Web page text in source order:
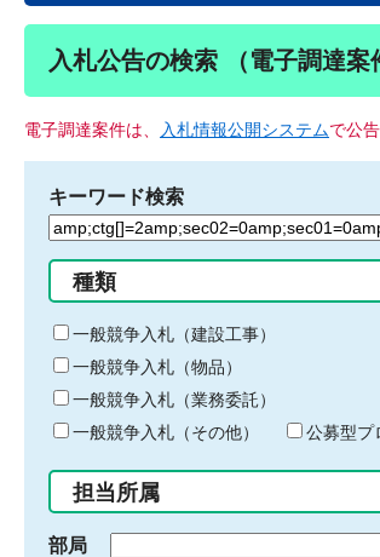
入札公告の検索 （電子調達案
電子調達案件は、 入札情報公開システムで公
キーワード検索
検
る
キ
ー
ワ
ー
ド
入
力
種類
一般競争入札（建設工事）
一般競争入札（物品）
一般競争入札（業務委託）
一般競争入札（その他）
公募型プ
担当所属
部局